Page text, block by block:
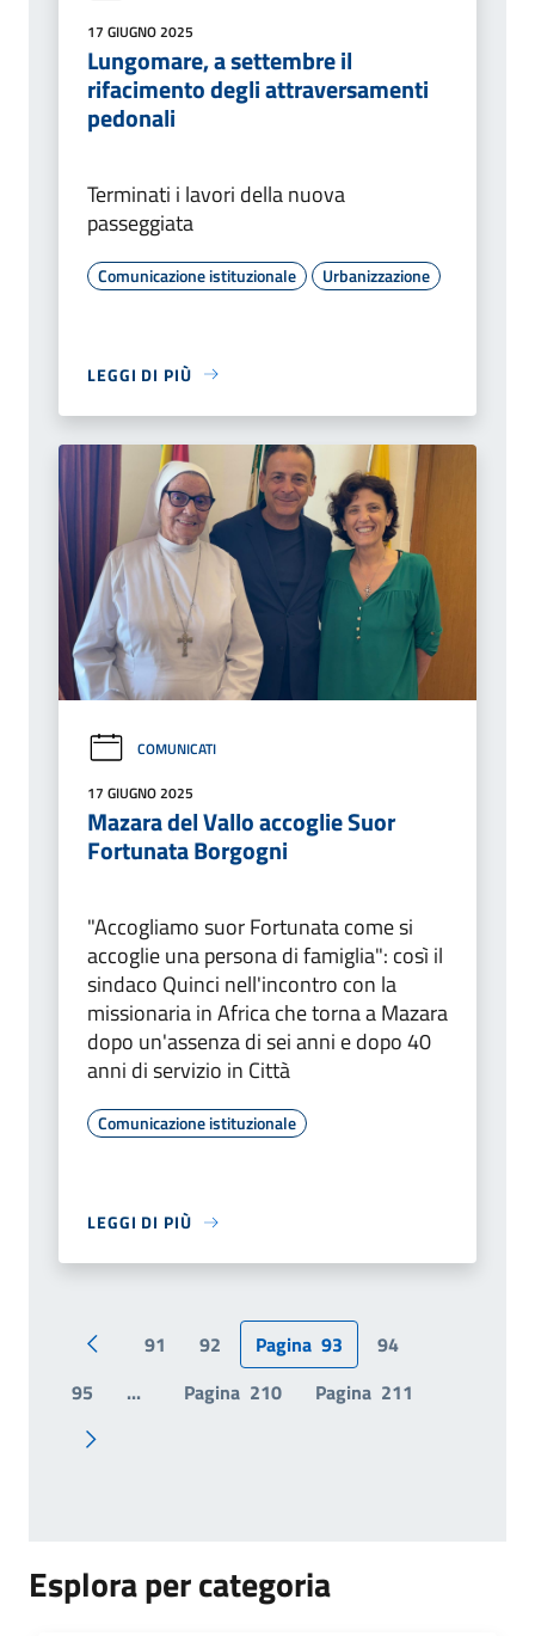
17 GIUGNO 2025
Lungomare, a settembre il
rifacimento degli attraversamenti
pedonali
Terminati i lavori della nuova
passeggiata
Comunicazione istituzionale Urbanizzazione
LEGGI DI PIÙ
COMUNICATI
17 GIUGNO 2025
Mazara del Vallo accoglie Suor
Fortunata Borgogni
"Accogliamo suor Fortunata come si
accoglie una persona di famiglia": così il
sindaco Quinci nell'incontro con la
missionaria in Africa che torna a Mazara
dopo un'assenza di sei anni e dopo 40
anni di servizio in Città
Comunicazione istituzionale
LEGGI DI PIÙ
Pagina precedente
91 92 Pagina 93
94
95
... Pagina 210 Pagina 211
Pagina successiva
Esplora per categoria